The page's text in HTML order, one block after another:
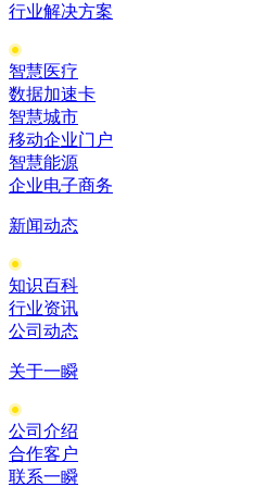
行业解决方案
智慧医疗
数据加速卡
智慧城市
移动企业门户
智慧能源
企业电子商务
新闻动态
知识百科
行业资讯
公司动态
关于一瞬
公司介绍
合作客户
联系一瞬